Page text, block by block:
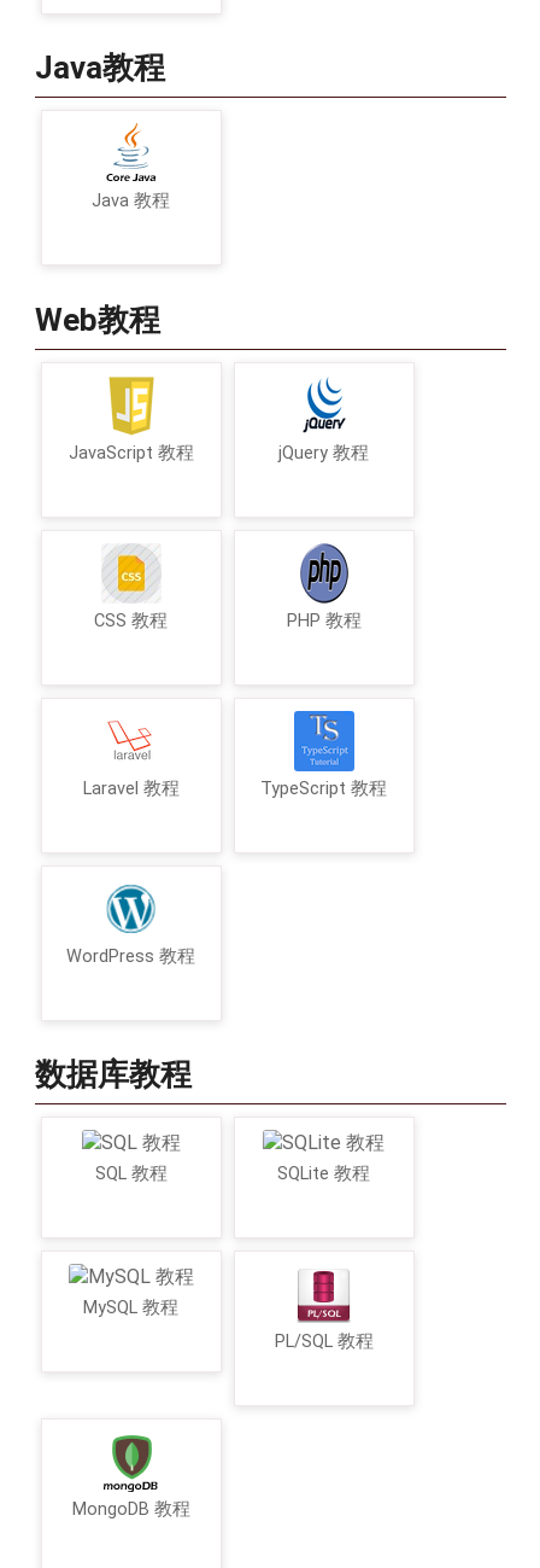
Java教程
Java 教程
Web教程
JavaScript 教程 jQuery 教程
CSS 教程 PHP 教程
Laravel 教程 TypeScript 教程
WordPress 教程
数据库教程
SQL 教程 SQLite 教程
MySQL 教程
PL/SQL 教程
MongoDB 教程